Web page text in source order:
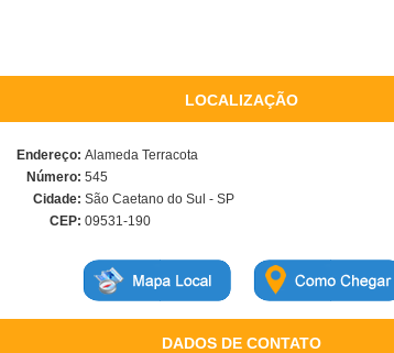
LOCALIZAÇÃO
Endereço: Alameda Terracota
Número: 545
Cidade: São Caetano do Sul - SP
CEP: 09531-190
DADOS DE CONTATO